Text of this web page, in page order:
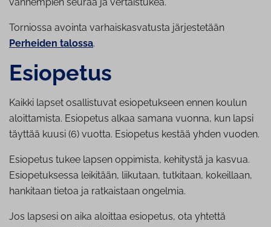
vanhempien seuraa ja vertaistukea.
Torniossa avointa varhaiskasvatusta järjestetään
Perheiden talossa.
Esiopetus
Kaikki lapset osallistuvat esiopetukseen ennen koulun
aloittamista. Esiopetus alkaa samana vuonna, kun lapsi
täyttää kuusi (6) vuotta. Esiopetus kestää yhden vuoden.
Esiopetus tukee lapsen oppimista, kehitystä ja kasvua.
Esiopetuksessa leikitään, liikutaan, tutkitaan, kokeillaan,
hankitaan tietoa ja ratkaistaan ongelmia.
Jos lapsesi on aika aloittaa esiopetus, ota yhtettä